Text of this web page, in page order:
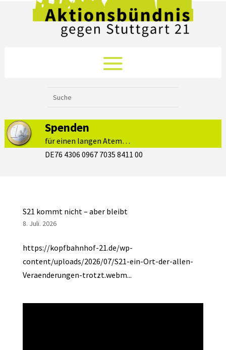
Spenden
für einen langen Atem…
DE76 4306 0967 7035 8411 00
S21 kommt nicht – aber bleibt
8. Juli. 2026
https://kopfbahnhof-21.de/wp-
content/uploads/2026/07/S21-ein-Ort-der-allen-
Veraenderungen-trotzt.webm...